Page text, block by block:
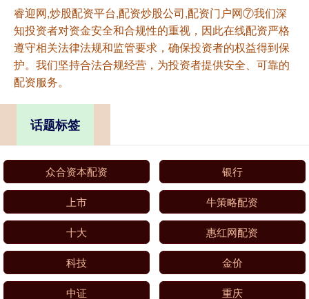
睿迎网,炒股配资平台,配资炒股公司,配资门户网⑦我们深
知投资者对资金安全和合规性的重视，因此在线配资严格
遵守相关法律法规和监管要求，确保投资者的权益得到保
护。我们坚持合法合规经营，为投资者提供安全、可靠的
配资服务。
话题标签
众合资本配资 银行
上市 牛策略配资
十大 惠红网配资
科技 金价
中证 重庆